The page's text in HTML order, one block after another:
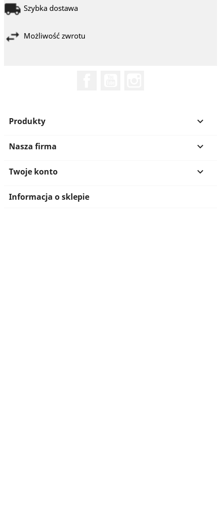
Szybka dostawa
Możliwość zwrotu
Produkty 
Nasza firma 
Twoje konto 
Informacja o sklepie